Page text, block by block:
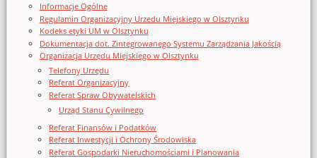
Informacje Ogólne
Regulamin Organizacyjny Urzedu Miejskiego w Olsztynku
Kodeks etyki UM w Olsztynku
Dokumentacja dot. Zintegrowanego Systemu Zarządzania Jakością
Organizacja Urzędu Miejskiego w Olsztynku
Telefony Urzędu
Referat Organizacyjny
Referat Spraw Obywatelskich
Urząd Stanu Cywilnego
Referat Finansów i Podatków
Referat Inwestycji i Ochrony Środowiska
Referat Gospodarki Nieruchomościami i Planowania